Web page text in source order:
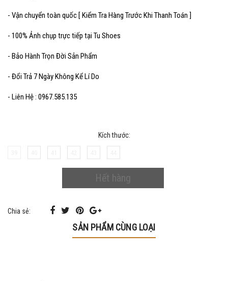
- Vận chuyển toàn quốc [ Kiểm Tra Hàng Trước Khi Thanh Toán ]
- 100% Ảnh chụp trực tiếp tại Tu Shoes
- Bảo Hành Trọn Đời Sản Phẩm
- Đổi Trả 7 Ngày Không Kể Lí Do
- Liên Hệ : 0967.585.135
Kích thước:
Hết hàng
Chia sẻ:
SẢN PHẨM CÙNG LOẠI